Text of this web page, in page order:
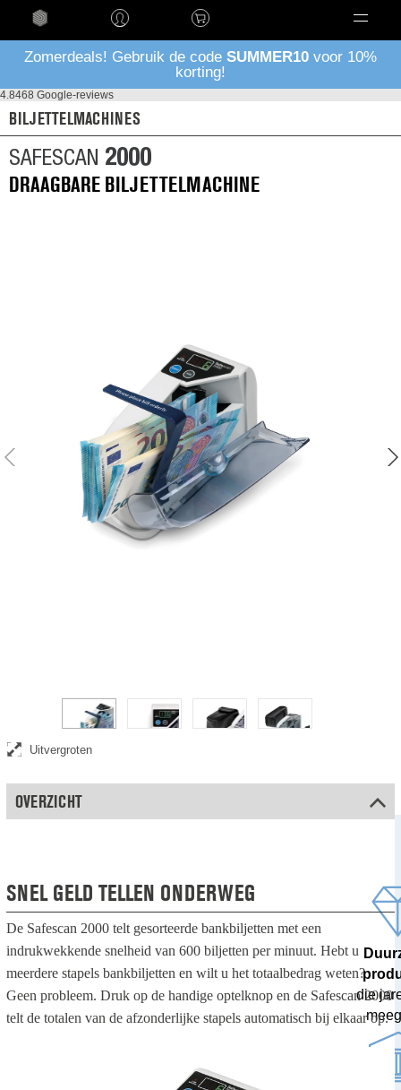
Zomerdeals! Gebruik de code SUMMER10 voor 10%
korting!
4.8468 Google-reviews
BILJETTELMACHINES
SAFESCAN 2000
DRAAGBARE BILJETTELMACHINE
Telt 600 bankbiljetten per minuut
Uitvergroten
OVERZICHT
SNEL GELD TELLEN ONDERWEG
De Safescan 2000 telt gesorteerde bankbiljetten met een
indrukwekkende snelheid van 600 biljetten per minuut. Hebt u
meerdere stapels bankbiljetten en wilt u het totaalbedrag weten?
Geen probleem. Druk op de handige optelknop en de Safescan 2000
telt de totalen van de afzonderlijke stapels automatisch bij elkaar op.
die